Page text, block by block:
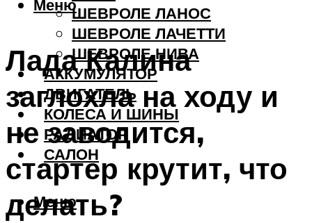
ШЕВРОЛЕ ЛАНОС
ШЕВРОЛЕ ЛАЧЕТТИ
ШЕВРОЛЕ НИВА
АККУМУЛЯТОР
ДВИГАТЕЛЬ
КОЛЕСА И ШИНЫ
РАДИАТОР
САЛОН
Меню
Меню
Лада Калина
заглохла на ходу и
не заводится,
стартер крутит, что
делать?